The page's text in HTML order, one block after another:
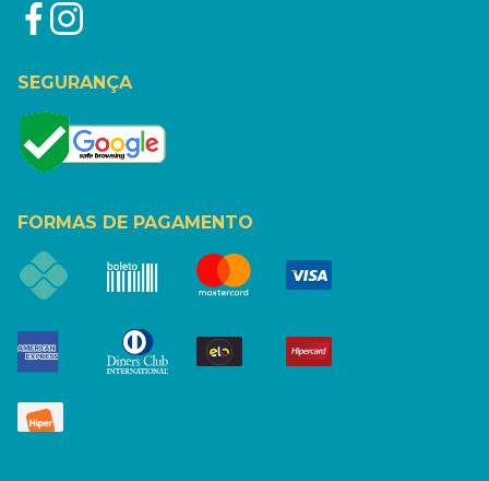
SEGURANÇA
FORMAS DE PAGAMENTO